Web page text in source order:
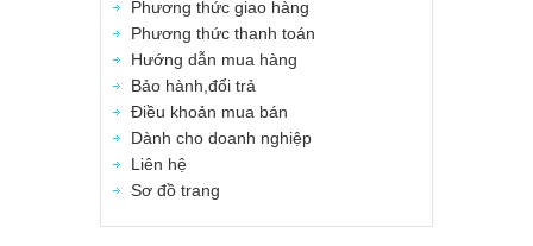
Phương thức giao hàng
Phương thức thanh toán
Hướng dẫn mua hàng
Bảo hành,đổi trả
Điều khoản mua bán
Dành cho doanh nghiệp
Liên hệ
Sơ đồ trang